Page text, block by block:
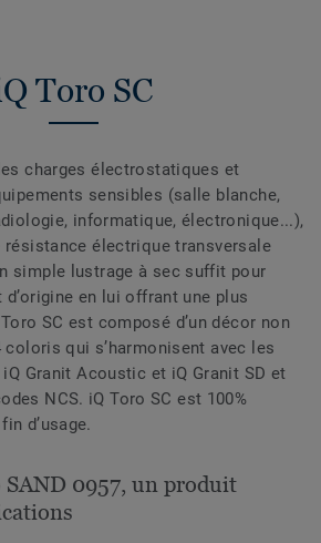
Toro SC
charges électrostatiques et
sensibles (salle blanche,
informatique, électronique...),
résistance électrique transversale
simple lustrage à sec suffit pour
en lui offrant une plus
SC est composé d’un décor non
qui s’harmonisent avec les
iQ Granit Acoustic et iQ Granit SD et
NCS. iQ Toro SC est 100%
d’usage.
SAND 0957, un produit